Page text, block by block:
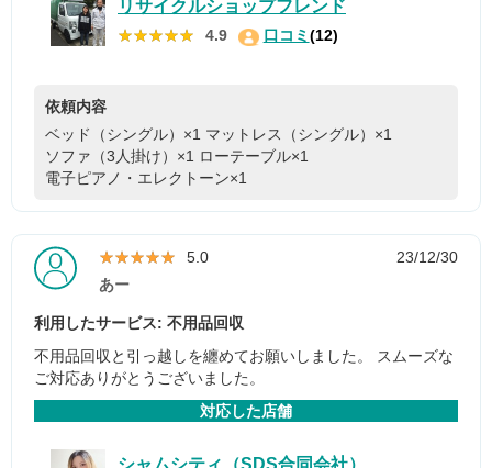
リサイクルショップフレンド
★★★★★
★★★★★ 4.9 口コミ(12)
依頼内容
ベッド（シングル）×1 マットレス（シングル）×1
ソファ（3人掛け）×1 ローテーブル×1
電子ピアノ・エレクトーン×1
★★★★★
★★★★★ 5.0
23/12/30
あー
利用したサービス: 不用品回収
不用品回収と引っ越しを纏めてお願いしました。 スムーズな
ご対応ありがとうございました。
対応した店舗